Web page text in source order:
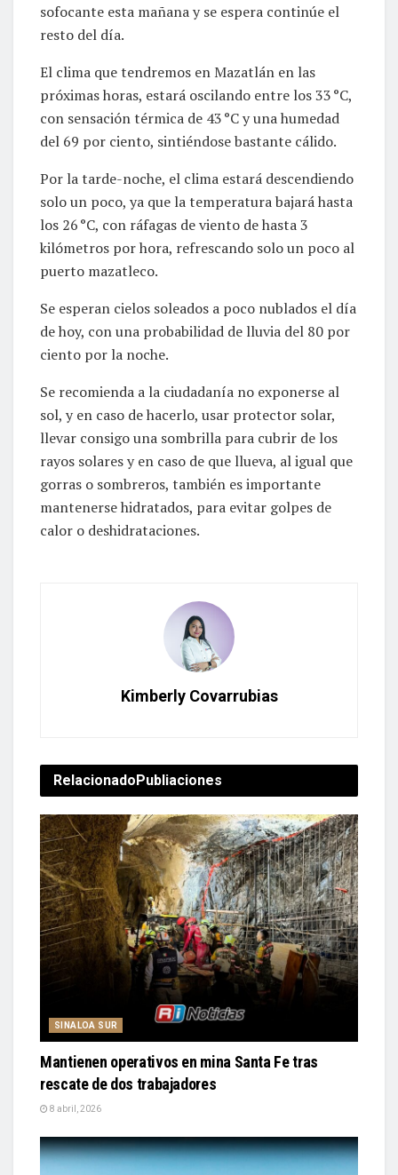
sofocante esta mañana y se espera continúe el
resto del día.
El clima que tendremos en Mazatlán en las
próximas horas, estará oscilando entre los 33 °C,
con sensación térmica de 43 °C y una humedad
del 69 por ciento, sintiéndose bastante cálido.
Por la tarde-noche, el clima estará descendiendo
solo un poco, ya que la temperatura bajará hasta
los 26 °C, con ráfagas de viento de hasta 3
kilómetros por hora, refrescando solo un poco al
puerto mazatleco.
Se esperan cielos soleados a poco nublados el día
de hoy, con una probabilidad de lluvia del 80 por
ciento por la noche.
Se recomienda a la ciudadanía no exponerse al
sol, y en caso de hacerlo, usar protector solar,
llevar consigo una sombrilla para cubrir de los
rayos solares y en caso de que llueva, al igual que
gorras o sombreros, también es importante
mantenerse hidratados, para evitar golpes de
calor o deshidrataciones.
Kimberly Covarrubias
RelacionadoPubliaciones
SINALOA SUR
Mantienen operativos en mina Santa Fe tras
rescate de dos trabajadores
8 abril, 2026